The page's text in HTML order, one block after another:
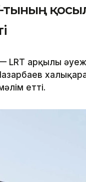
тының
LRT арқылы
етті.